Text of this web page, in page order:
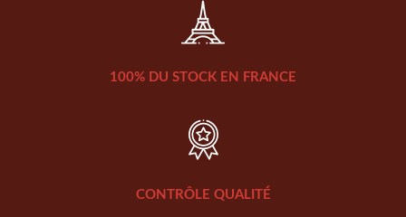
100% DU STOCK EN FRANCE
CONTRÔLE QUALITÉ